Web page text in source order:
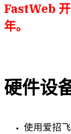
FastWeb
年。
硬件设
使用爱招